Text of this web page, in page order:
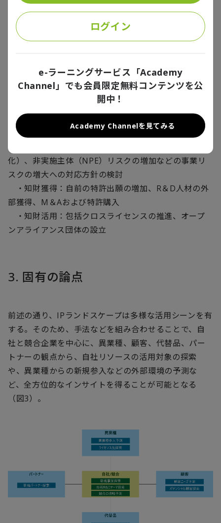
2-2-4. 将来の事業リスク予測
事業（知財）リスクを低減すると同時に、エコシステ
ムの構築による仲間作りと自社の利益確保を両立する
方法を検討する。
＜例＞
◎事業環境を踏まえたオープン＆クローズ戦略を検討
◎先進技術の普及、特許侵害訴訟の増加（高額賠償
化）、非実施主体（NPE）リスクの増加などの事業リ
スクの増大への対応方針の検討
・知財獲得：自前の特許出願の増加、R＆D人材の外
部獲得、M＆Aおよび特許購入
・知財活用：包括クロスライセンスの推進、オープ
ンアライアンス団体の設立
3. 固有の論点
前述の通り、IPランドスケープは多様な活用シーンを有
する。そのため、手法などを組み合わせることで、自
社と競合企業を中心に、異業種、顧客、代替品、パー
トナーの観点から、自社リソースの活用対象の探索
や、異業種からの新規参入などの外部環境の予測な
ど、全方位的なインサイトを得ることが可能となる
（図3）。
ログイン
e-ラーニングサービス「Academy
Channel」でも会員限定無料コンテンツを公
開中！
Academy Channelを見てみる